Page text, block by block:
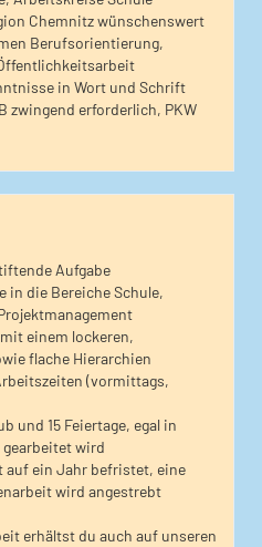
Chemnitz wünschenswert
Berufsorientierung,
in Wort und Schrift
zwingend erforderlich, PKW
Aufgabe
in die Bereiche Schule,
einem lockeren,
flache Hierarchien
(vormittags,
und 15 Feiertage, egal in
wird
auf ein Jahr befristet, eine
wird angestrebt
erhältst du auch auf unseren